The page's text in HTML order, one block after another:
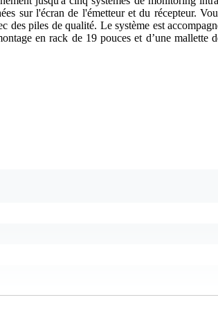
sur l'écran de l'émetteur et du récepteur.
des piles de qualité. Le système est
en rack de 19 pouces et d’une mallette